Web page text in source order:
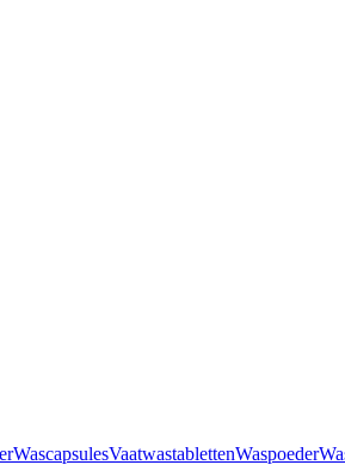
WascapsulesVaatwastablettenWaspoeder